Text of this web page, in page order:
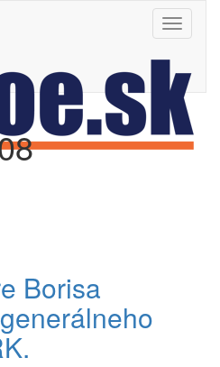
Toggle
Borisa